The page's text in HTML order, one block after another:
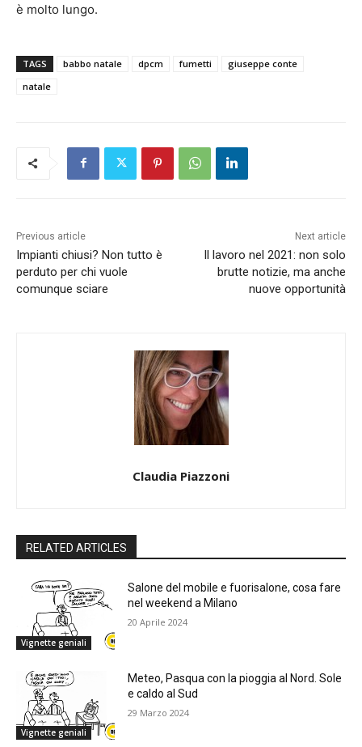
è molto lungo.
TAGS babbo natale dpcm fumetti
giuseppe conte
natale
Previous article
Impianti chiusi? Non tutto è
perduto per chi vuole
comunque sciare
Next article
Il lavoro nel 2021: non solo
brutte notizie, ma anche
nuove opportunità
Claudia Piazzoni
RELATED ARTICLES
Vignette geniali
Salone del mobile e fuorisalone, cosa fare
nel weekend a Milano
20 Aprile 2024
Vignette geniali
Meteo, Pasqua con la pioggia al Nord. Sole
e caldo al Sud
29 Marzo 2024